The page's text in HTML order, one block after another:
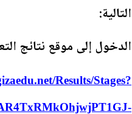
التالية:
الدخول إلى موقع نتائج
Results/Stages?